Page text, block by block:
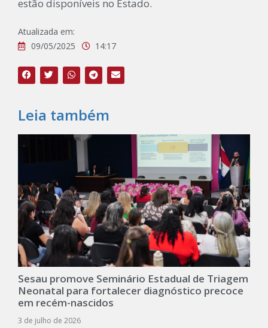
estão disponíveis no Estado.
Atualizada em:
09/05/2025
14:17
Leia também
Sesau promove Seminário Estadual de Triagem
Neonatal para fortalecer diagnóstico precoce
em recém-nascidos
3 de julho de 2026